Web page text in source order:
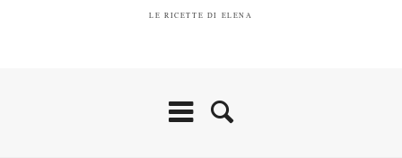
LE RICETTE DI ELENA